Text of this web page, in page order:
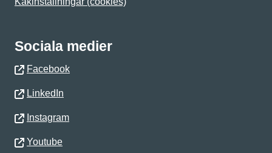
Sociala medier
Facebook
LinkedIn
Instagram
Youtube